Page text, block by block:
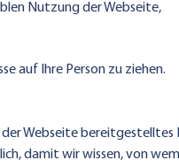
Nutzung der Webseite,
auf Ihre Person zu ziehen.
Webseite
damit wir wissen, von